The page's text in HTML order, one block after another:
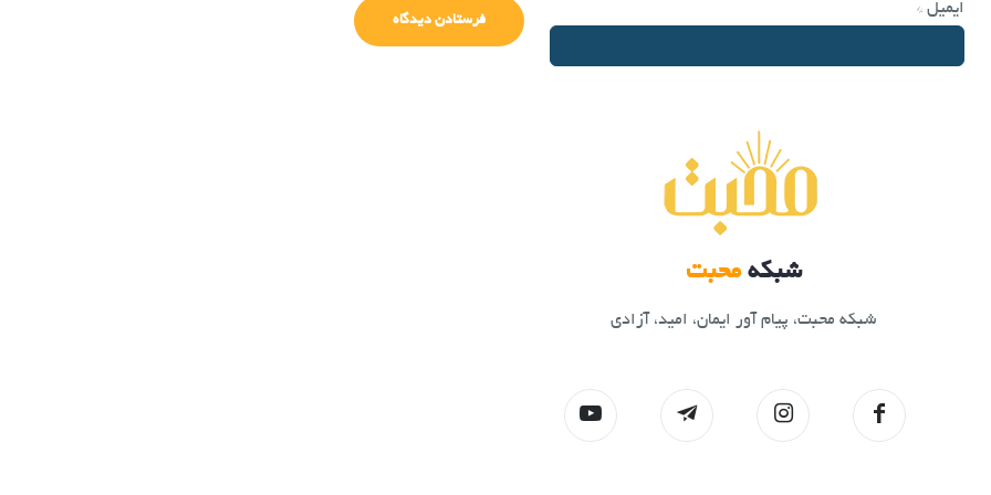
ایمیل*
شبکهمحبت
شبکه محبت، پیام آور ایمان، امید، آزادی